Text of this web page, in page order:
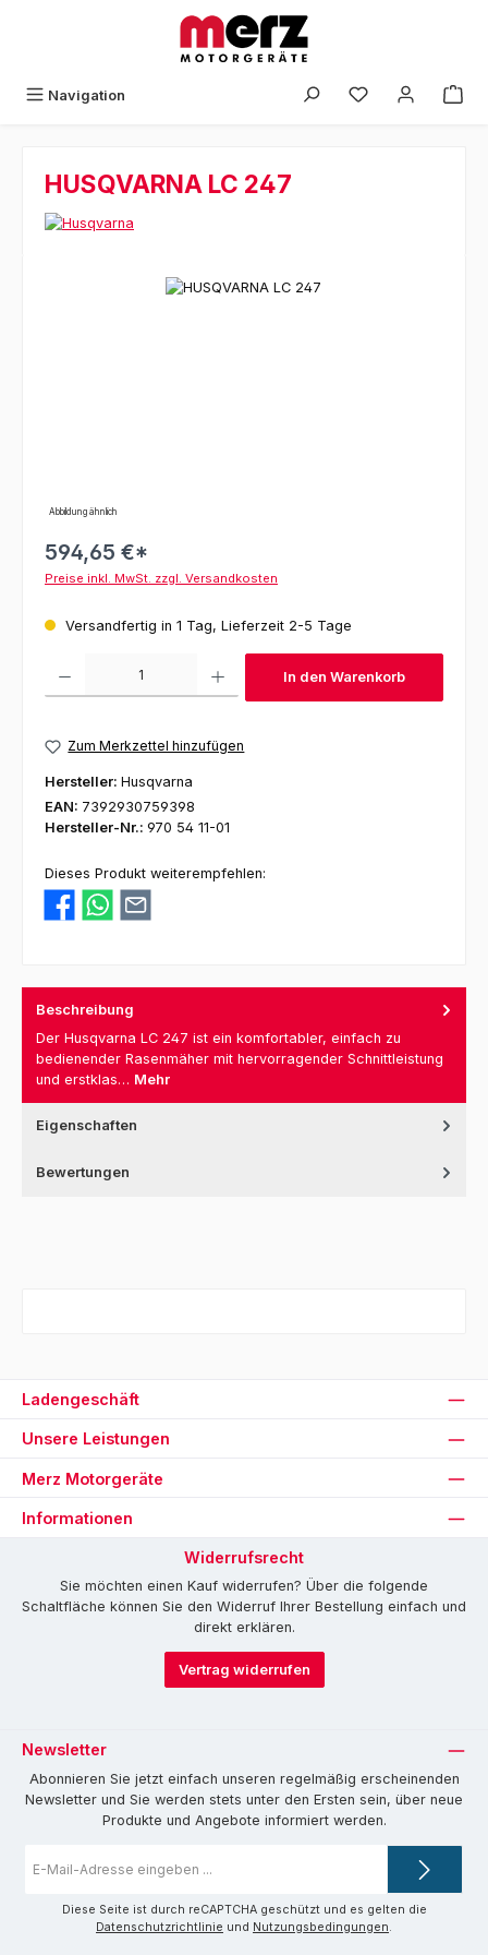
Navigation
HUSQVARNA LC 247
Bildergalerie überspringen
Abbildung ähnlich
594,65 €*
Preise inkl. MwSt. zzgl. Versandkosten
Versandfertig in 1 Tag, Lieferzeit 2-5 Tage
In den Warenkorb
Zum Merkzettel hinzufügen
Hersteller: Husqvarna
EAN: 7392930759398
Hersteller-Nr.: 970 54 11-01
Dieses Produkt weiterempfehlen:
Beschreibung
Der Husqvarna LC 247 ist ein komfortabler, einfach zu
bedienender Rasenmäher mit hervorragender Schnittleistung
und erstklas… Mehr
Eigenschaften
Bewertungen
Ladengeschäft
Unsere Leistungen
Merz Motorgeräte
Informationen
Widerrufsrecht
Sie möchten einen Kauf widerrufen? Über die folgende
Schaltfläche können Sie den Widerruf Ihrer Bestellung einfach und
direkt erklären.
Vertrag widerrufen
Newsletter
Abonnieren Sie jetzt einfach unseren regelmäßig erscheinenden
Newsletter und Sie werden stets unter den Ersten sein, über neue
Produkte und Angebote informiert werden.
Mail-
Diese Seite ist durch reCAPTCHA geschützt und es gelten die
Datenschutzrichtlinie und Nutzungsbedingungen.